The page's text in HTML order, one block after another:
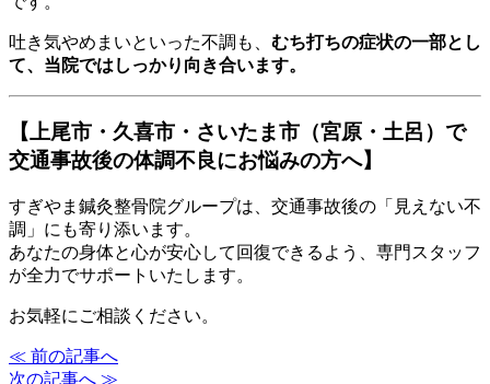
吐き気やめまいといった不調も、 むち打ちの症状の一部とし
て、当院ではしっかり向き合います。
【上尾市・久喜市・さいたま市（宮原・土呂）で
交通事故後の体調不良にお悩みの方へ】
すぎやま鍼灸整骨院グループは、交通事故後の「見えない不
調」にも寄り添います。
あなたの身体と心が安心して回復できるよう、専門スタッフ
が全力でサポートいたします。
お気軽にご相談ください。
≪ 前の記事へ
次の記事へ ≫